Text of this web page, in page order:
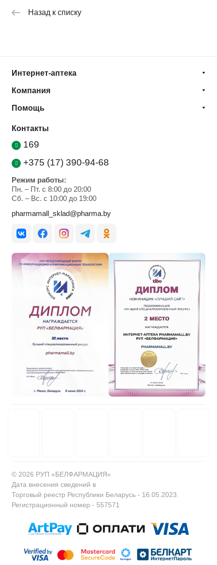
Назад к списку
Интернет-аптека
Компания
Помощь
Контакты
169
+375 (17) 390-94-68
Режим работы:
Пн. – Пт. с 8:00 до 20:00
Cб. – Вс. с 10:00 до 19:00
pharmamall_sklad@pharma.by
© 2026 РУП «БЕЛФАРМАЦИЯ»
Дата внесения сведений в
Торговый реестр Республики Беларусь - 16.05.2023.
Регистрационный номер - 557571